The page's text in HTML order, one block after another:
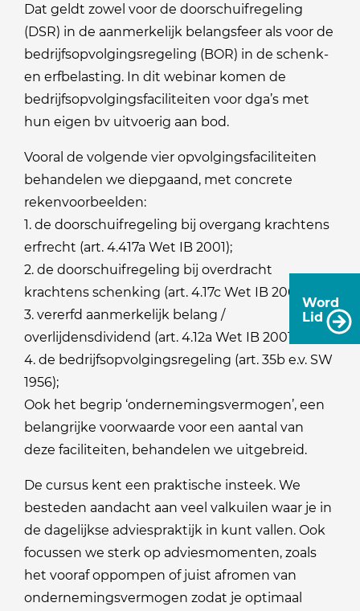
Word
Lid
Dat geldt zowel voor de doorschuifregeling
(DSR) in de aanmerkelijk belangsfeer als voor de
bedrijfsopvolgingsregeling (BOR) in de schenk-
en erfbelasting. In dit webinar komen de
bedrijfsopvolgingsfaciliteiten voor dga’s met
hun eigen bv uitvoerig aan bod.
Vooral de volgende vier opvolgingsfaciliteiten
behandelen we diepgaand, met concrete
rekenvoorbeelden:
1. de doorschuifregeling bij overgang krachtens
erfrecht (art. 4.417a Wet IB 2001);
2. de doorschuifregeling bij overdracht
krachtens schenking (art. 4.17c Wet IB 2001);
3. vererfd aanmerkelijk belang /
overlijdensdividend (art. 4.12a Wet IB 2001);
4. de bedrijfsopvolgingsregeling (art. 35b e.v. SW
1956);
Ook het begrip ‘ondernemingsvermogen’, een
belangrijke voorwaarde voor een aantal van
deze faciliteiten, behandelen we uitgebreid.
De cursus kent een praktische insteek. We
besteden aandacht aan veel valkuilen waar je in
de dagelijkse adviespraktijk in kunt vallen. Ook
focussen we sterk op adviesmomenten, zoals
het vooraf oppompen of juist afromen van
ondernemingsvermogen zodat je optimaal